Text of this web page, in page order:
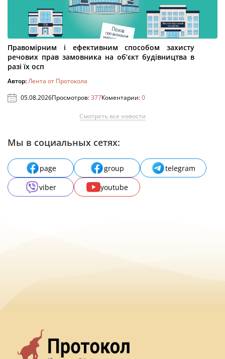
Правомірним і ефективним способом захисту
речових прав замовника на об’єкт будівництва в
разі їх осп
Автор:Лента от Протокола
05.08.2026Просмотров:377Коментарии:0
Смотреть все новости
Мы в социальных сетях:
page group
telegram
viber
youtube